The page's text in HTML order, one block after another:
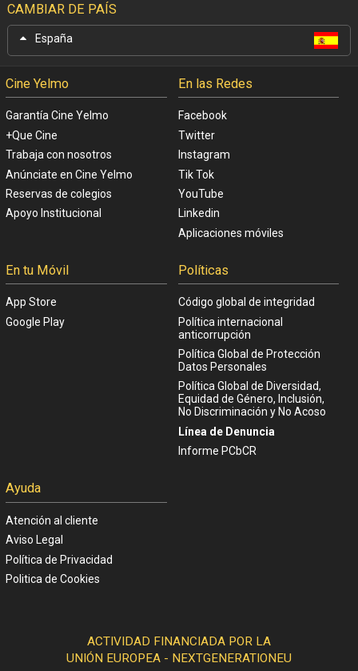
CAMBIAR DE PAÍS
España
Cine Yelmo
Garantía Cine Yelmo
+Que Cine
Trabaja con nosotros
Anúnciate en Cine Yelmo
Reservas de colegios
Apoyo Institucional
En las Redes
Facebook
Twitter
Instagram
Tik Tok
YouTube
Linkedin
Aplicaciones móviles
En tu Móvil
App Store
Google Play
Políticas
Código global de integridad
Política internacional
anticorrupción
Política Global de Protección
Datos Personales
Política Global de Diversidad,
Equidad de Género, Inclusión,
No Discriminación y No Acoso
Línea de Denuncia
Informe PCbCR
Ayuda
Atención al cliente
Aviso Legal
Política de Privacidad
Politica de Cookies
ACTIVIDAD FINANCIADA POR LA
UNIÓN EUROPEA - NEXTGENERATIONEU